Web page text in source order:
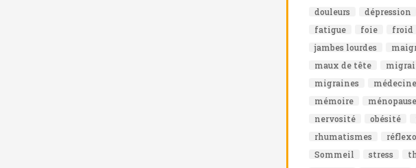
douleurs
dépression
fatigue
foie froid
jambes lourdes
maux de tête
migraines
mémoire
ménopause
nervosité
obésité
rhumatismes
Sommeil
stress